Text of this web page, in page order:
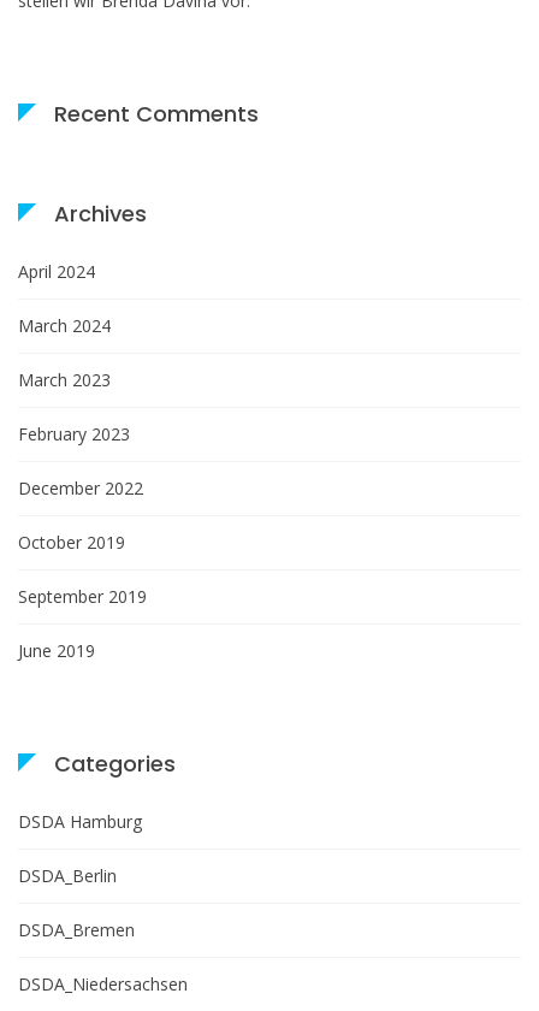
Recent Comments
Archives
April 2024
March 2024
March 2023
February 2023
December 2022
October 2019
September 2019
June 2019
Categories
DSDA Hamburg
DSDA_Berlin
DSDA_Bremen
DSDA_Niedersachsen